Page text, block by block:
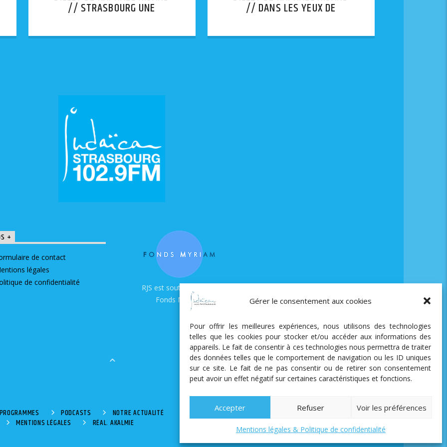
Gérer le consentement aux cookies
Pour offrir les meilleures expériences, nous utilisons des technologies
telles que les cookies pour stocker et/ou accéder aux informations des
appareils. Le fait de consentir à ces technologies nous permettra de traiter
des données telles que le comportement de navigation ou les ID uniques
sur ce site. Le fait de ne pas consentir ou de retirer son consentement
peut avoir un effet négatif sur certaines caractéristiques et fonctions.
Accepter Refuser Voir les préférences
Mentions légales & Politique de confidentialité
// STRASBOURG UNE
LETTRES D’UNE SYNAGOGUE.
// DANS LES YEUX DE
+
de contact
légales
de confidentialité
RJS est soutenue par le
Fonds Myriam
PODCASTS
NOTRE ACTUALITÉ
MENTIONS LÉGALES RÉAL. AKALMIE